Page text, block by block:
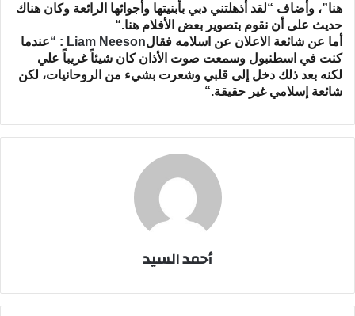
هنا”، وأضاف “لقد أذهلتني دبي بأبنيتها وأجوائها الرائعة وكان هناك
حديث على أن نقوم بتصوير بعض الأفلام هنا“.
أما عن شائعة الاعلان عن اسلامه فقالLiam Neeson : “
عندما
كنت في اسطنبول وسمعت صوت الأذان كان شيئاً غريباً علي
لكنه بعد ذلك دخل إلى قلبي وشعرت بشيء من الروحانيات، لكن
شائعة إسلامي غير حقيقة“.
أحمد السيد